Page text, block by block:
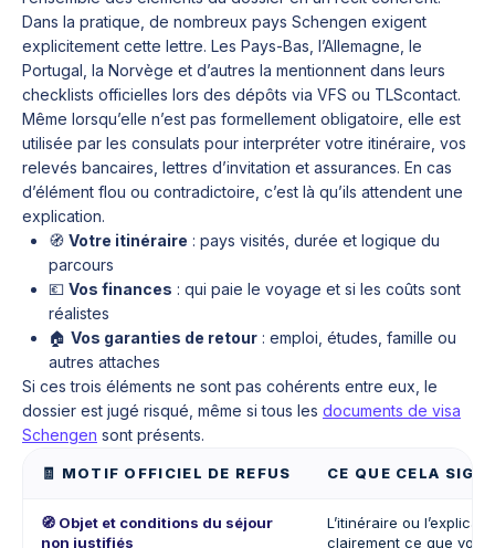
Dans la pratique, de nombreux pays Schengen exigent
explicitement cette lettre. Les Pays-Bas, l’Allemagne, le
Portugal, la Norvège et d’autres la mentionnent dans leurs
checklists officielles lors des dépôts via VFS ou TLScontact.
Même lorsqu’elle n’est pas formellement obligatoire, elle est
utilisée par les consulats pour interpréter votre itinéraire, vos
relevés bancaires, lettres d’invitation et assurances. En cas
d’élément flou ou contradictoire, c’est là qu’ils attendent une
explication.
🧭 Votre itinéraire : pays visités, durée et logique du
parcours
💶 Vos finances : qui paie le voyage et si les coûts sont
réalistes
🏠 Vos garanties de retour : emploi, études, famille ou
autres attaches
Si ces trois éléments ne sont pas cohérents entre eux, le
dossier est jugé risqué, même si tous les documents de visa
Schengen sont présents.
🧾 MOTIF OFFICIEL DE REFUS CE QUE CELA
🧭 Objet et conditions du séjour
non justifiés
L’itinéraire ou
clairement ce que